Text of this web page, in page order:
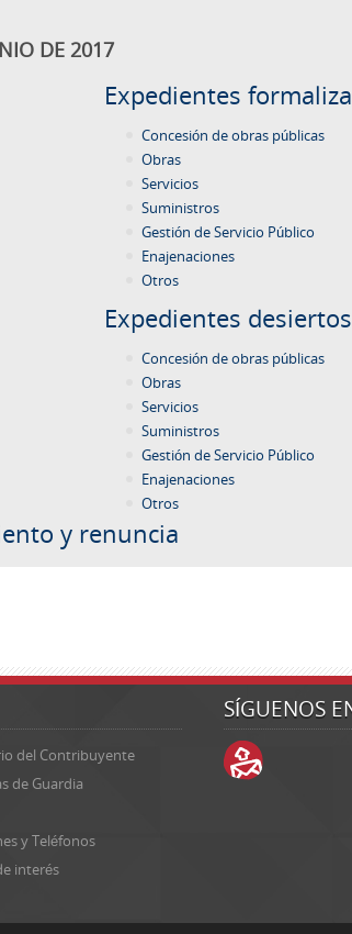
DE 2017
Expedientes
Concesión de obras públicas
Obras
Servicios
Suministros
Gestión de Servicio Público
Enajenaciones
Otros
Expedientes desiertos
Concesión de obras públicas
Obras
Servicios
Suministros
Gestión de Servicio Público
Enajenaciones
Otros
y renuncia
del Contribuyente
de Guardia
y Teléfonos
interés
SÍGUENOS